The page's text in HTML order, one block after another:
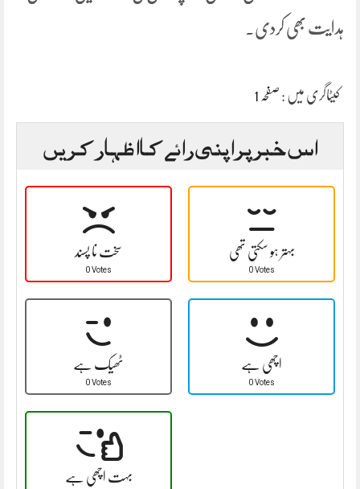
ہدایت بھی کردی۔
کیٹاگری میں : صفحہ 1
اس خبر پر اپنی رائے کا اظہار کریں
سخت نا پسند
0 Votes
بہتر ہو سکتی تھی
0 Votes
ٹھیک ہے
0 Votes
اچھی ہے
0 Votes
بہت اچھی ہے